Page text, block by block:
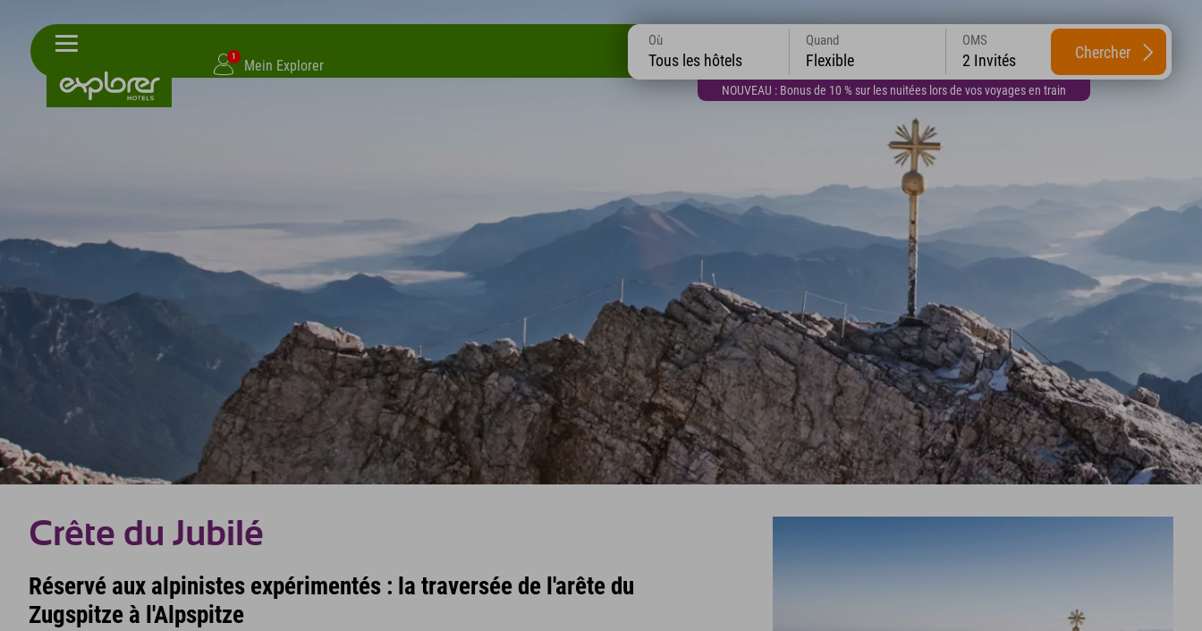
1
Mein Explorer
NOUVEAU : Bonus de 10 % sur les nuitées lors de vos voyages en train
Où
Tous les hôtels
Quand
Flexible
OMS
2 Invités Chercher
Crête du Jubilé
Réservé aux alpinistes expérimentés : la traversée de l'arête du
Zugspitze à l'Alpspitze